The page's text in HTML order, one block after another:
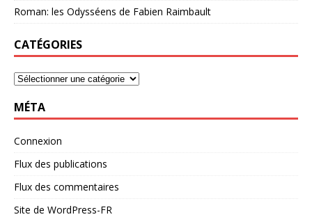
Roman: les Odysséens de Fabien Raimbault
CATÉGORIES
MÉTA
Connexion
Flux des publications
Flux des commentaires
Site de WordPress-FR